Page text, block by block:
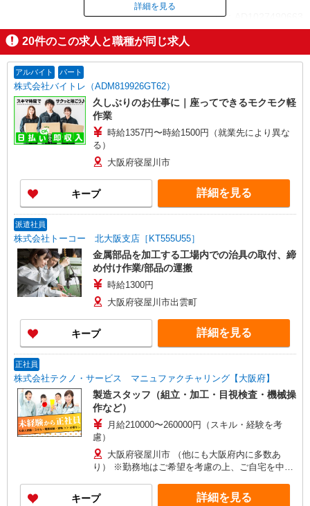
ID：AD1027490663
掲載期間終了
詳細を見る
20件のこの求人と職種が同じ求人
アルバイト パート
株式会社バイトレ（ADM819926GT62）
久しぶりのお仕事に｜座ってできるモクモク軽
作業
時給1357円〜時給1500円（就業先により異な
る）
大阪府寝屋川市
キープ 詳細を見る
派遣社員
株式会社トーコー 北大阪支店［KT555U55］
金属部品を加工する工場内での治具の取付、締
め付け作業/部品の運搬
時給1300円
大阪府寝屋川市出雲町
キープ 詳細を見る
正社員
株式会社テクノ・サービス マニュファクチャリング【大阪府】
製造スタッフ（組立・加工・目視検査・機械操
作など）
月給210000〜260000円（スキル・経験を考
慮）
大阪府寝屋川市 （他にも大阪府内に多数あ
り） ※勤務地はご希望を考慮の上、ご自宅を中心
なし）
キープ 詳細を見る